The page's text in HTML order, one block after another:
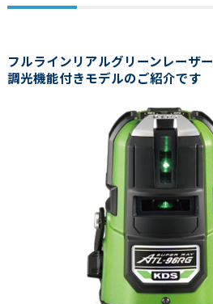
フルラインリアルグリーンレーザー
調光機能付きモデルのご紹介です